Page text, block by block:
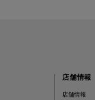
店舗情報
店舗情報